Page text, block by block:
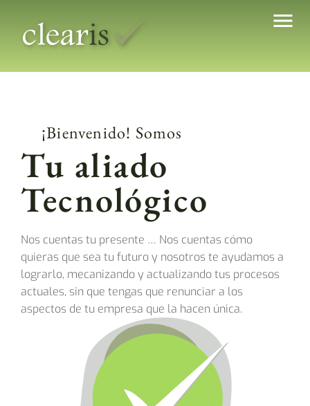
¡Bienvenido! Somos
Tu aliado
Tecnológico
Nos cuentas tu presente … Nos cuentas cómo
quieras que sea tu futuro y nosotros te ayudamos a
lograrlo, mecanizando y actualizando tus procesos
actuales, sin que tengas que renunciar a los
aspectos de tu empresa que la hacen única.